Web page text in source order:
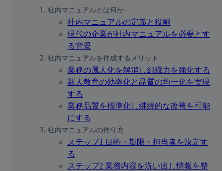
社内マニュアルとは何か
社内マニュアルの定義と役割
現代の企業が社内マニュアルを必要とす
る背景
社内マニュアルを作成するメリット
業務の属人化を解消し組織力を強化する
新人教育の効率化と品質の均一化を実現
する
業務品質を標準化し継続的な改善を可能
にする
社内マニュアルの作り方
ステップ1 目的・期限・担当者を決定す
る
ステップ2 業務内容を洗い出し情報を整